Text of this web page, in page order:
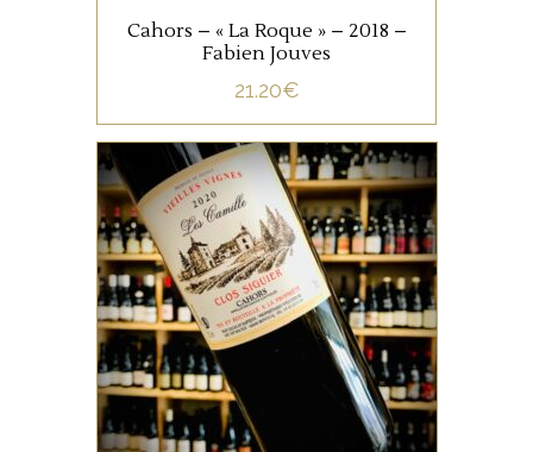
Cahors – « La Roque » – 2018 –
Fabien Jouves
21.20€
SUD OUEST
Ce 100% Malbec provient de
vignes de 70 ans. Elevé en
cuve ciment, puis en foudre
de 600 litres pendant 6 à 10
mois, c’est un beau
représentant de l’appellation,